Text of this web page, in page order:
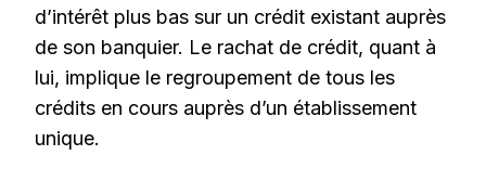
d’intérêt plus bas sur un crédit existant auprès
de son banquier. Le rachat de crédit, quant à
lui, implique le regroupement de tous les
crédits en cours auprès d’un établissement
unique.